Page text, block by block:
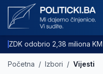
Početna / Izbori / Vijesti